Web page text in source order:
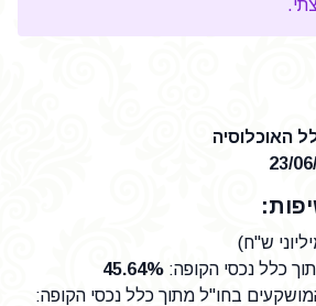
האוכלוסיה
23/
ש"ח)
כלל נכסי הקופה:
45.64%
בחו"ל מתוך כלל נכסי הקופה: